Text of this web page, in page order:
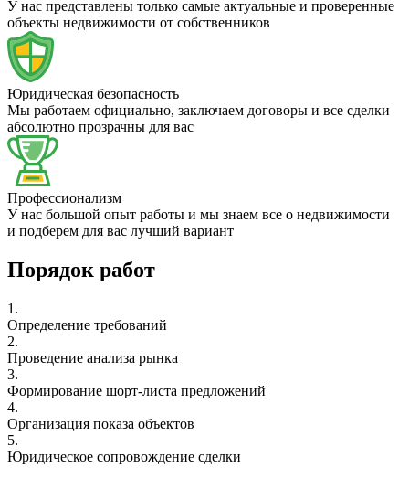
У нас представлены только самые актуальные и проверенные
объекты недвижимости от собственников
Юридическая безопасность
Мы работаем официально, заключаем договоры и все сделки
абсолютно прозрачны для вас
Профессионализм
У нас большой опыт работы и мы знаем все о недвижимости
и подберем для вас лучший вариант
Порядок работ
1.
Определение требований
2.
Проведение анализа рынка
3.
Формирование шорт-листа предложений
4.
Организация показа объектов
5.
Юридическое сопровождение сделки